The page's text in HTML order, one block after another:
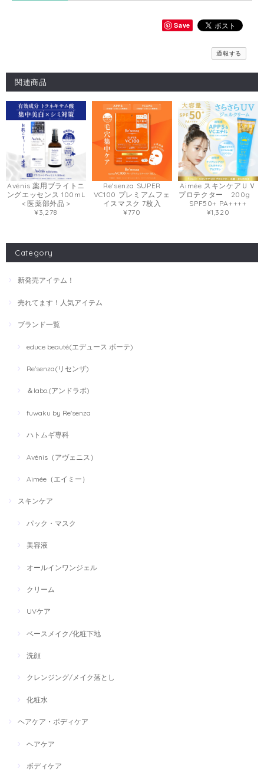
Save
通報する
関連商品
Avénis 薬用ブライトニ
ングエッセンス 100mL
＜医薬部外品＞
¥3,278
Re'senza SUPER
VC100 プレミアムフェ
イスマスク 7枚入
¥770
Aimée スキンケアＵＶ
プロテクター 200g
SPF50+ PA++++
¥1,320
Category
新発売アイテム！
売れてます！人気アイテム
ブランド一覧
educe beauté(エデュース ボーテ)
Re'senza(リセンザ)
＆labo.(アンドラボ)
fuwaku by Re'senza
ハトムギ専科
Avénis（アヴェニス）
Aimée（エイミー）
スキンケア
パック・マスク
美容液
オールインワンジェル
クリーム
UVケア
ベースメイク/化粧下地
洗顔
クレンジング/メイク落とし
化粧水
ヘアケア・ボディケア
ヘアケア
ボディケア